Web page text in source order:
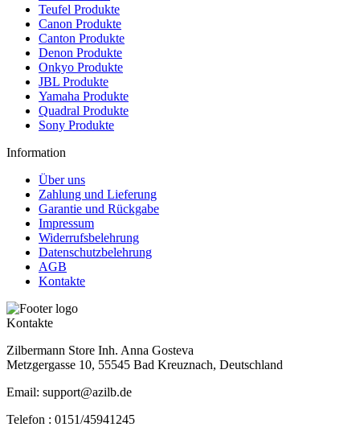
Teufel Produkte
Canon Produkte
Canton Produkte
Denon Produkte
Onkyo Produkte
JBL Produkte
Yamaha Produkte
Quadral Produkte
Sony Produkte
Information
Über uns
Zahlung und Lieferung
Garantie und Rückgabe
Impressum
Widerrufsbelehrung
Datenschutzbelehrung
AGB
Kontakte
Kontakte
Zilbermann Store Inh. Anna Gosteva
Metzgergasse 10, 55545 Bad Kreuznach, Deutschland
Email: support@azilb.de
Telefon : 0151/45941245